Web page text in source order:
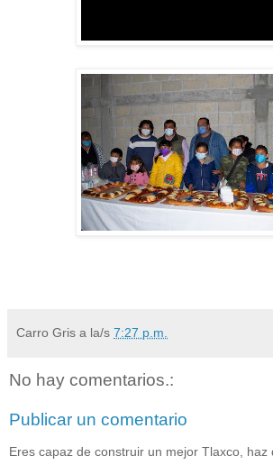
Carro Gris a la/s 7:27 p.m.
No hay comentarios.:
Publicar un comentario
Eres capaz de construir un mejor Tlaxco, haz